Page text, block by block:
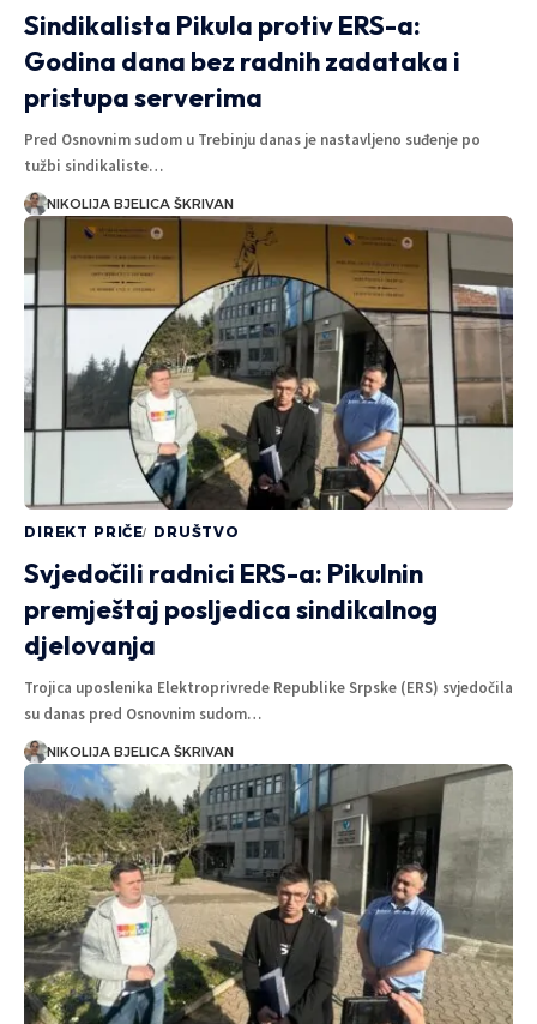
Sindikalista Pikula protiv ERS-a:
Godina dana bez radnih zadataka i
pristupa serverima
Pred Osnovnim sudom u Trebinju danas je nastavljeno suđenje po
tužbi sindikaliste…
NIKOLIJA BJELICA ŠKRIVAN
DIREKT PRIČE DRUŠTVO
Svjedočili radnici ERS-a: Pikulnin
premještaj posljedica sindikalnog
djelovanja
Trojica uposlenika Elektroprivrede Republike Srpske (ERS) svjedočila
su danas pred Osnovnim sudom…
NIKOLIJA BJELICA ŠKRIVAN